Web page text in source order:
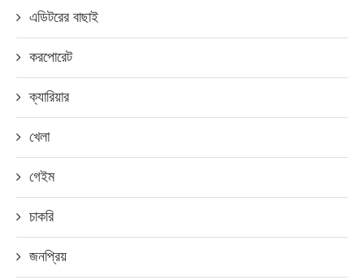
এডিটরের বাছাই
করপোরেট
ক্যারিয়ার
খেলা
গেইম
চাকরি
জনপ্রিয়